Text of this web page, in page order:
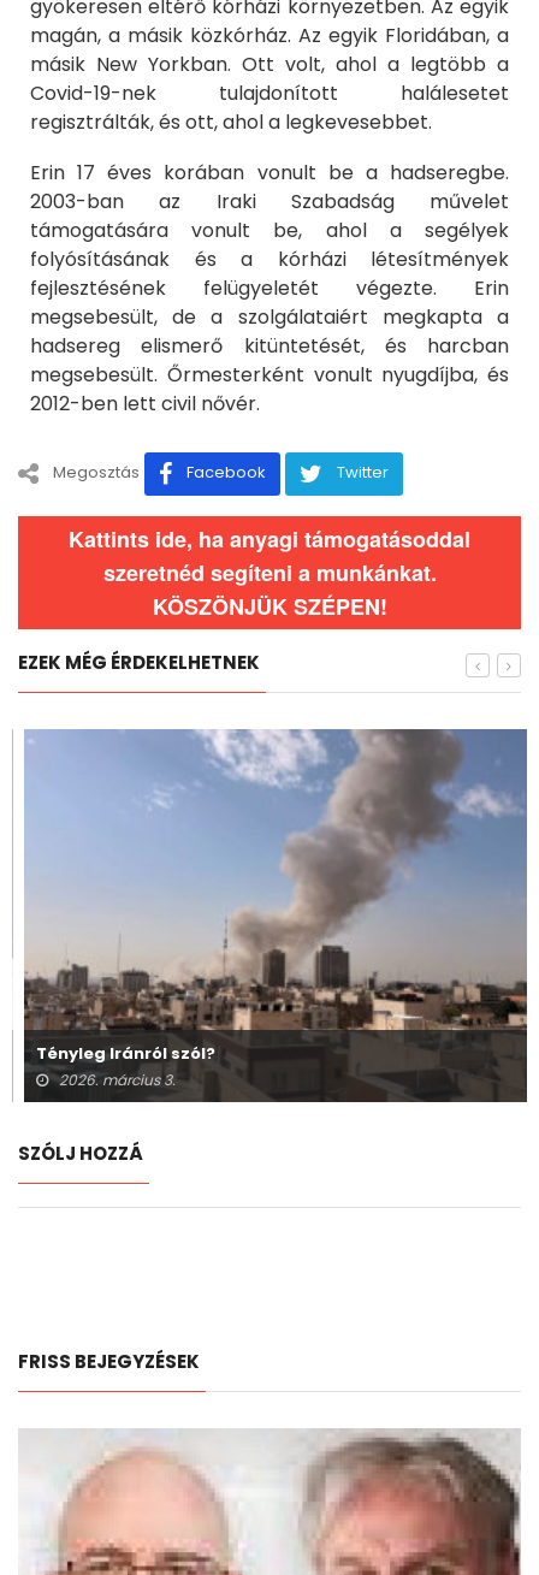
gyökeresen eltérő kórházi környezetben. Az egyik
magán, a másik közkórház. Az egyik Floridában, a
másik New Yorkban. Ott volt, ahol a legtöbb a
Covid-19-nek tulajdonított halálesetet
regisztrálták, és ott, ahol a legkevesebbet.
Erin 17 éves korában vonult be a hadseregbe.
2003-ban az Iraki Szabadság művelet
támogatására vonult be, ahol a segélyek
folyósításának és a kórházi létesítmények
fejlesztésének felügyeletét végezte. Erin
megsebesült, de a szolgálataiért megkapta a
hadsereg elismerő kitüntetését, és harcban
megsebesült. Őrmesterként vonult nyugdíjba, és
2012-ben lett civil nővér.
Megosztás Facebook Twitter
Kattints ide, ha anyagi támogatásoddal
szeretnéd segíteni a munkánkat.
KÖSZÖNJÜK SZÉPEN!
EZEK MÉG ÉRDEKELHETNEK
Tényleg Iránról szól?
2026. március 3.
SZÓLJ HOZZÁ
FRISS BEJEGYZÉSEK